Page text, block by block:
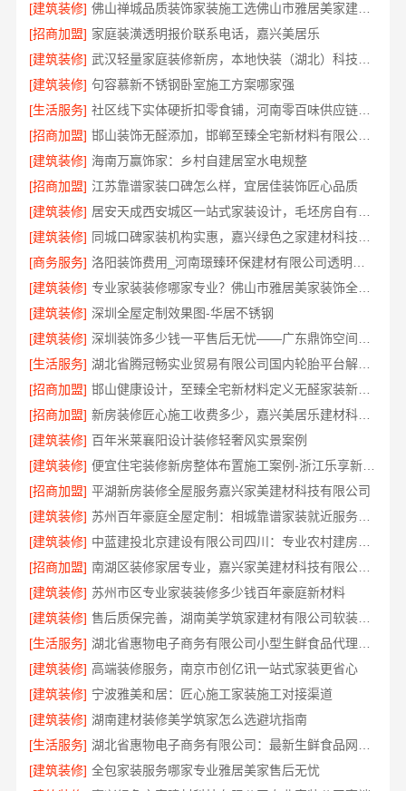
[建筑装修]
佛山禅城品质装饰家装施工选佛山市雅居美家建筑装饰工程有限公司
[招商加盟] 家庭装潢透明报价联系电话，嘉兴美居乐
[建筑装修]
[建筑装修] 句容慕新不锈钢卧室施工方案哪家强
[生活服务]
社区线下实体硬折扣零食铺，河南零百味供应链有限公司全域盈利
[招商加盟]
邯山装饰无醛添加，邯郸至臻全宅新材料有限公司守护家人健康
[建筑装修] 海南万赢饰家：乡村自建居室水电规整
[招商加盟] 江苏靠谱家装口碑怎么样，宜居佳装饰匠心品质
[建筑装修]
[建筑装修]
[商务服务]
[建筑装修]
专业家装装修哪家专业？佛山市雅居美家装饰全流程标准化管控
[建筑装修] 深圳全屋定制效果图-华居不锈钢
[建筑装修]
[生活服务]
湖北省腾冠畅实业贸易有限公司国内轮胎平台解决方案
[招商加盟]
邯山健康设计，至臻全宅新材料定义无醛家装新标准
[招商加盟]
新房装修匠心施工收费多少，嘉兴美居乐建材科技有限公司
[建筑装修] 百年米莱襄阳设计装修轻奢风实景案例
[建筑装修]
便宜住宅装修新房整体布置施工案例-浙江乐享新材料有限公司
[招商加盟] 平湖新房装修全屋服务嘉兴家美建材科技有限公司
[建筑装修]
苏州百年豪庭全屋定制：相城靠谱家装就近服务，拎包入住省心
[建筑装修]
[招商加盟]
南湖区装修家居专业，嘉兴家美建材科技有限公司值得信赖
[建筑装修] 苏州市区专业家装装修多少钱百年豪庭新材料
[建筑装修]
售后质保完善，湖南美学筑家建材有限公司软装配套
[生活服务]
[建筑装修] 高端装修服务，南京市创亿讯一站式家装更省心
[建筑装修] 宁波雅美和居：匠心施工家装施工对接渠道
[建筑装修] 湖南建材装修美学筑家怎么选避坑指南
[生活服务]
[建筑装修] 全包家装服务哪家专业雅居美家售后无忧